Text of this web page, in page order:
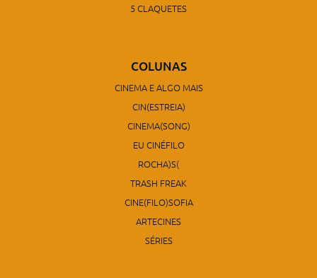
5 CLAQUETES
COLUNAS
CINEMA E ALGO MAIS
CIN(ESTREIA)
CINEMA(SONG)
EU CINÉFILO
ROCHA)S(
TRASH FREAK
CINE(FILO)SOFIA
ARTECINES
SÉRIES